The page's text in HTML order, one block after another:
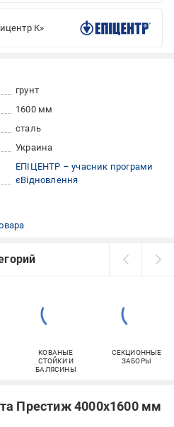
К»
грунт
1600 мм
сталь
Украина
ЕПІЦЕНТР – учасник програми
єВідновлення
КОВАНЫЕ
СТОЙКИ И
БАЛЯСИНЫ
СЕКЦИОННЫЕ
ЗАБОРЫ
Престиж 4000х1600 мм